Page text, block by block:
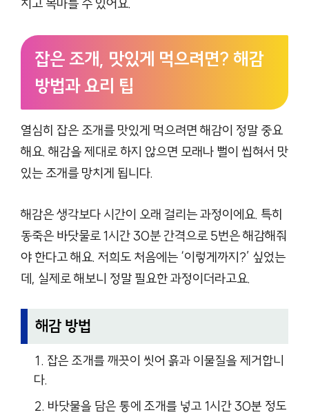
치고 목마를 수 있어요.
잡은 조개, 맛있게 먹으려면? 해감
방법과 요리 팁
열심히 잡은 조개를 맛있게 먹으려면 해감이 정말 중요
해요. 해감을 제대로 하지 않으면 모래나 뻘이 씹혀서 맛
있는 조개를 망치게 됩니다.
해감은 생각보다 시간이 오래 걸리는 과정이에요. 특히
동죽은 바닷물로 1시간 30분 간격으로 5번은 해감해줘
야 한다고 해요. 저희도 처음에는 ‘이렇게까지?’ 싶었는
데, 실제로 해보니 정말 필요한 과정이더라고요.
해감 방법
잡은 조개를 깨끗이 씻어 흙과 이물질을 제거합니
다.
바닷물을 담은 통에 조개를 넣고 1시간 30분 정도